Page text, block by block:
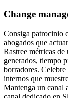
Change
Consiga patrocinio
abogados que
Rastree métricas
generados, tiempo
borradores.
internos que
Mantenga un canal